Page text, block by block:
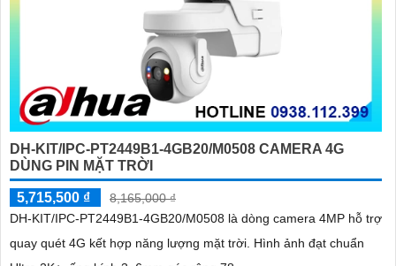
DH-KIT/IPC-PT2449B1-4GB20/M0508 CAMERA 4G
DÙNG PIN MẶT TRỜI
5,715,500 ₫
8,165,000 ₫
DH-KIT/IPC-PT2449B1-4GB20/M0508 là dòng camera 4MP hỗ trợ
quay quét 4G kết hợp năng lượng mặt trời. Hình ảnh đạt chuẩn